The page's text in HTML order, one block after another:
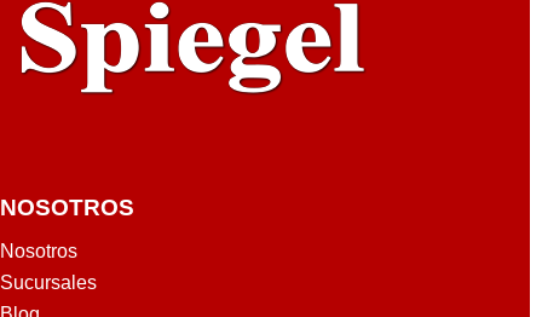
NOSOTROS
Nosotros
Sucursales